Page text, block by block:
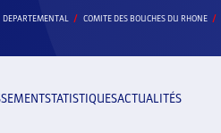
DEPARTEMENTAL COMITE DES BOUCHES DU RHONE
STATISTIQUESACTUALITÉS